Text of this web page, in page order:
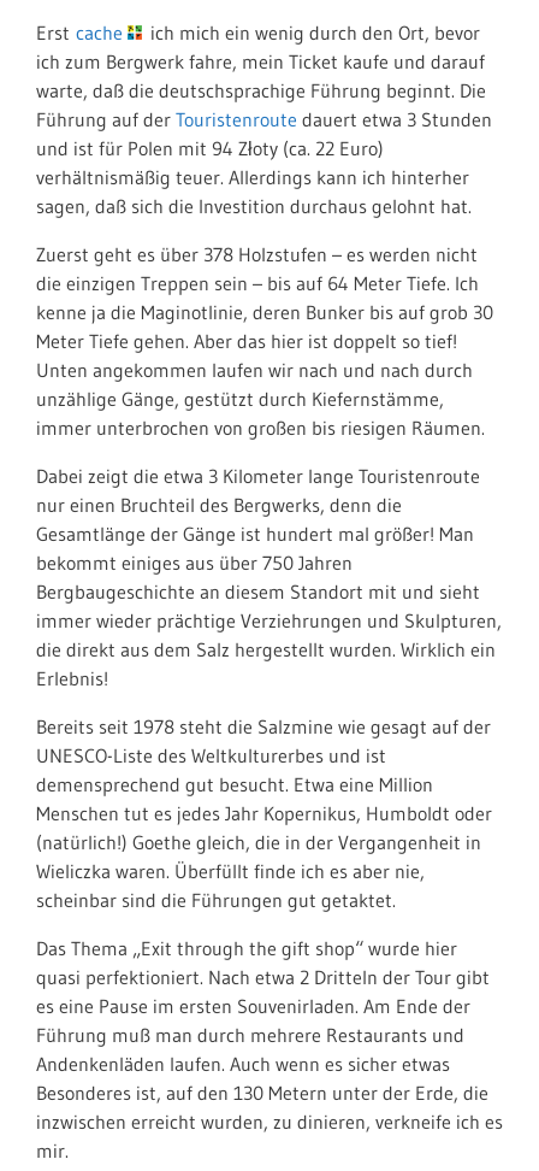
Erst cache
ich mich ein wenig durch den Ort, bevor
ich zum Bergwerk fahre, mein Ticket kaufe und darauf
warte, daß die deutschsprachige Führung beginnt. Die
Führung auf der Touristenroute dauert etwa 3 Stunden
und ist für Polen mit 94 Złoty (ca. 22 Euro)
verhältnismäßig teuer. Allerdings kann ich hinterher
sagen, daß sich die Investition durchaus gelohnt hat.
Zuerst geht es über 378 Holzstufen – es werden nicht
die einzigen Treppen sein – bis auf 64 Meter Tiefe. Ich
kenne ja die Maginotlinie, deren Bunker bis auf grob 30
Meter Tiefe gehen. Aber das hier ist doppelt so tief!
Unten angekommen laufen wir nach und nach durch
unzählige Gänge, gestützt durch Kiefernstämme,
immer unterbrochen von großen bis riesigen Räumen.
Dabei zeigt die etwa 3 Kilometer lange Touristenroute
nur einen Bruchteil des Bergwerks, denn die
Gesamtlänge der Gänge ist hundert mal größer! Man
bekommt einiges aus über 750 Jahren
Bergbaugeschichte an diesem Standort mit und sieht
immer wieder prächtige Verziehrungen und Skulpturen,
die direkt aus dem Salz hergestellt wurden. Wirklich ein
Erlebnis!
Bereits seit 1978 steht die Salzmine wie gesagt auf der
UNESCO-Liste des Weltkulturerbes und ist
demensprechend gut besucht. Etwa eine Million
Menschen tut es jedes Jahr Kopernikus, Humboldt oder
(natürlich!) Goethe gleich, die in der Vergangenheit in
Wieliczka waren. Überfüllt finde ich es aber nie,
scheinbar sind die Führungen gut getaktet.
Das Thema „Exit through the gift shop“ wurde hier
quasi perfektioniert. Nach etwa 2 Dritteln der Tour gibt
es eine Pause im ersten Souvenirladen. Am Ende der
Führung muß man durch mehrere Restaurants und
Andenkenläden laufen. Auch wenn es sicher etwas
Besonderes ist, auf den 130 Metern unter der Erde, die
inzwischen erreicht wurden, zu dinieren, verkneife ich es
mir.